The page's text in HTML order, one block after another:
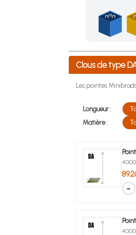
Achetez 4 sachets
Clous de type
Les pointes
Longueur :
Matière :